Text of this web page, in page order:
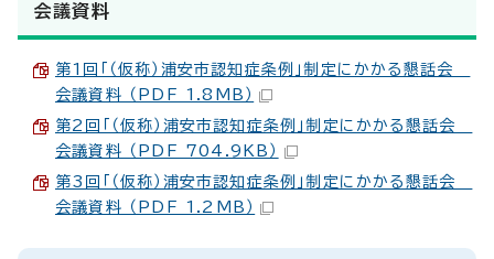
会議資料
第1回「（仮称）浦安市認知症条例」制定にかかる懇話会
会議資料 （PDF 1.8MB）
第2回「（仮称）浦安市認知症条例」制定にかかる懇話会
会議資料 （PDF 704.9KB）
第3回「（仮称）浦安市認知症条例」制定にかかる懇話会
会議資料 （PDF 1.2MB）